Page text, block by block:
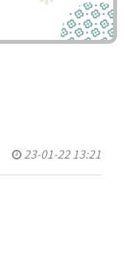
23-01-22 13:21